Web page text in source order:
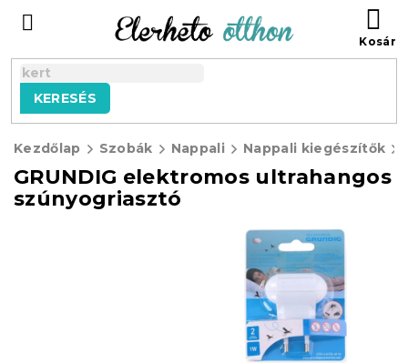
tartalomhoz
KERESÉS
Kezdőlap Szobák Nappali Nappali kiegészítők
GRUNDIG elektromos ultrahangos
szúnyogriasztó